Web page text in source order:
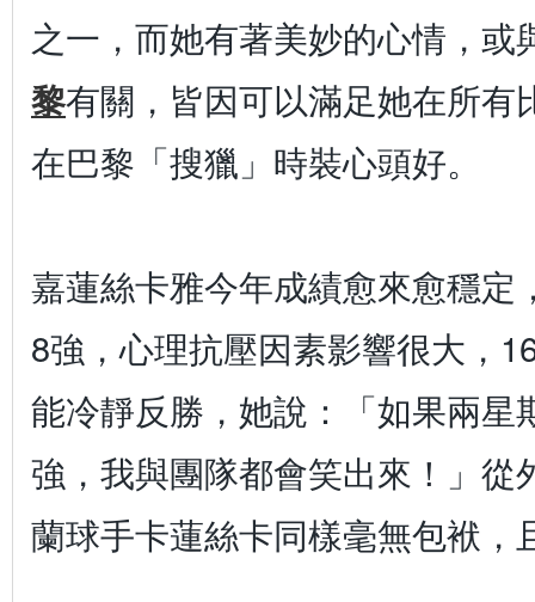
之一，而她有著美妙的心情，或
黎有關，皆因可以滿足她在所有
在巴黎「搜獵」時裝心頭好。
嘉蓮絲卡雅今年成績愈來愈穩定
8強，心理抗壓因素影響很大，
能冷靜反勝，她說：「如果兩星
強，我與團隊都會笑出來！」從
蘭球手卡蓮絲卡同樣毫無包袱，